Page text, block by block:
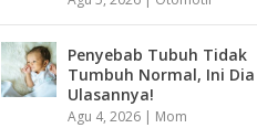
Penyebab Tubuh Tidak
Tumbuh Normal, Ini Dia
Ulasannya!
Agu 4, 2026 | Mom